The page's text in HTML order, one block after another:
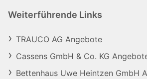
Weiterführende Links
TRAUCO AG Angebote
Cassens GmbH & Co. KG
Bettenhaus Uwe Heintzen GmbH